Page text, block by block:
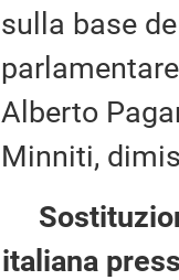
sulla base
Alberto
Minniti,
italiana